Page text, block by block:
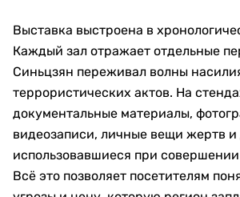
Выставка выстроена в
Каждый зал отражает отдельные
Синьцзян переживал волны
террористических актов. На
документальные материалы,
видеозаписи, личные вещи жертв
использовавшиеся при
Всё это позволяет посетителям